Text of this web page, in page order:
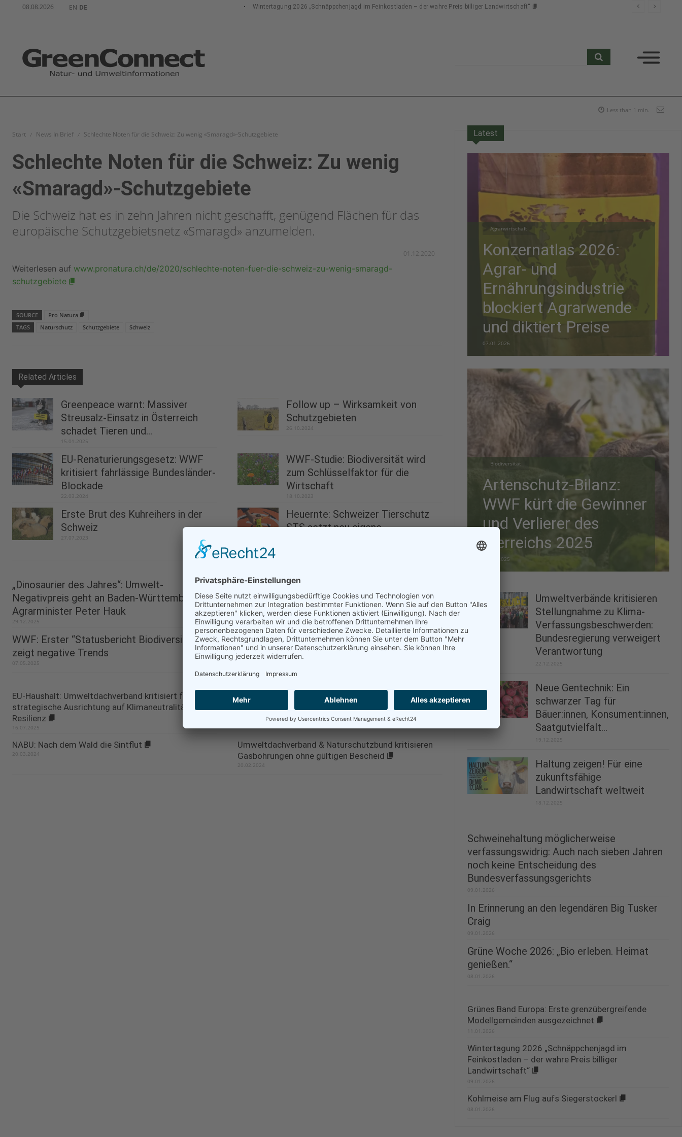
08.08.2026 EN DE Wintertagung 2026 „Schnäppchenjagd im Feinkostladen – der wahre Preis billiger Landwirtschaft“
Less than 1 min.
Start News In Brief Schlechte Noten für die Schweiz: Zu wenig «Smaragd»-Schutzgebiete
Schlechte Noten für die Schweiz: Zu wenig
«Smaragd»-Schutzgebiete
Die Schweiz hat es in zehn Jahren nicht geschafft, genügend Flächen für das
europäische Schutzgebietsnetz «Smaragd» anzumelden.
01.12.2020
Weiterlesen auf www.pronatura.ch/de/2020/schlechte-noten-fuer-die-schweiz-zu-wenig-smaragd-
schutzgebiete
SOURCE
Pro Natura
TAGS
Naturschutz Schutzgebiete Schweiz
Related Articles
Greenpeace warnt: Massiver
Streusalz-Einsatz in Österreich
schadet Tieren und...
15.01.2025
Follow up – Wirksamkeit von
Schutzgebieten
26.10.2024
EU-Renaturierungsgesetz: WWF
kritisiert fahrlässige Bundesländer-
Blockade
22.03.2024
WWF-Studie: Biodiversität wird
zum Schlüsselfaktor für die
Wirtschaft
18.10.2023
Erste Brut des Kuhreihers in der
Schweiz
27.07.2023
Heuernte: Schweizer Tierschutz
STS setzt neu eigene
„Dinosaurier des Jahres“: Umwelt-
Negativpreis geht an Baden-Württembergs
Agrarminister Peter Hauk
29.12.2025
Wachsender Druck auf die Vjosa gefährdet
Nationalpark
02.07.2025
WWF: Erster “Statusbericht Biodiversität”
zeigt negative Trends
07.05.2025
Tödliche Vogelgrippe-Variante erreicht
Antarktis
EU-Haushalt: Umweltdachverband kritisiert fehlende
strategische Ausrichtung auf Klimaneutralität und
Resilienz
16.07.2025
Petition: Münchner Flughafen steht in Verbindung mit
umstrittenem Flughafen-Projekt in Albanien
NABU: Nach dem Wald die Sintflut
20.03.2024
Umweltdachverband & Naturschutzbund kritisieren
Gasbohrungen ohne gültigen Bescheid
20.02.2024
Latest
Agrarwirtschaft
Konzernatlas 2026:
Agrar- und
Ernährungsindustrie
blockiert Agrarwende
und diktiert Preise
07.01.2026
Biodiversität
Artenschutz-Bilanz:
WWF kürt die Gewinner
und Verlierer des
Tierreichs 2025
28.12.2025
Umweltverbände kritisieren
Stellungnahme zu Klima-
Verfassungsbeschwerden:
Bundesregierung verweigert
Verantwortung
22.12.2025
Neue Gentechnik: Ein
schwarzer Tag für
Bäuer:innen, Konsument:innen,
Saatgutvielfalt...
19.12.2025
Haltung zeigen! Für eine
zukunftsfähige
Landwirtschaft weltweit
18.12.2025
Schweinehaltung möglicherweise
verfassungswidrig: Auch nach sieben Jahren
noch keine Entscheidung des
Bundesverfassungsgerichts
09.01.2026
In Erinnerung an den legendären Big Tusker
Craig
09.01.2026
Grüne Woche 2026: „Bio erleben. Heimat
genießen.“
08.01.2026
Grünes Band Europa: Erste grenzübergreifende
Modellgemeinden ausgezeichnet
11.01.2026
Wintertagung 2026 „Schnäppchenjagd im
Feinkostladen – der wahre Preis billiger
Landwirtschaft“
09.01.2026
Kohlmeise am Flug aufs Siegerstockerl
08.01.2026